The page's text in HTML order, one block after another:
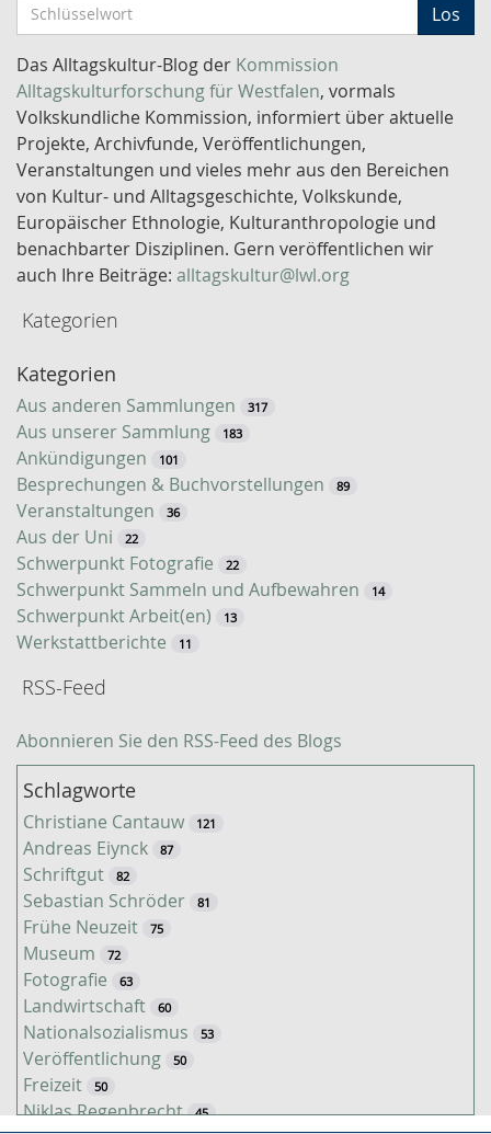
c
h
l
ü
s
s
e
l
w
o
S
u
c
h
e
Los
Das Alltagskultur-Blog der Kommission
Alltagskulturforschung für Westfalen, vormals
Volkskundliche Kommission, informiert über aktuelle
Projekte, Archivfunde, Veröffentlichungen,
Veranstaltungen und vieles mehr aus den Bereichen
von Kultur- und Alltagsgeschichte, Volkskunde,
Europäischer Ethnologie, Kulturanthropologie und
benachbarter Disziplinen. Gern veröffentlichen wir
auch Ihre Beiträge: alltagskultur@lwl.org
Kategorien
Kategorien
Aus anderen Sammlungen 317
Aus unserer Sammlung 183
Ankündigungen 101
Besprechungen & Buchvorstellungen 89
Veranstaltungen 36
Aus der Uni 22
Schwerpunkt Fotografie 22
Schwerpunkt Sammeln und Aufbewahren 14
Schwerpunkt Arbeit(en) 13
Werkstattberichte 11
RSS-Feed
Abonnieren Sie den RSS-Feed des Blogs
Schlagworte
Christiane Cantauw 121
Andreas Eiynck 87
Schriftgut 82
Sebastian Schröder 81
Frühe Neuzeit 75
Museum 72
Fotografie 63
Landwirtschaft 60
Nationalsozialismus 53
Veröffentlichung 50
Freizeit 50
Niklas Regenbrecht 45